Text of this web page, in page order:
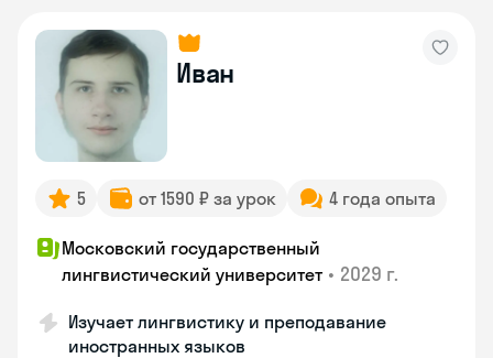
Иван
5 от 1590 ₽ за урок 4 года опыта
Московский государственный
лингвистический университет • 2029 г.
Изучает лингвистику и преподавание
иностранных языков